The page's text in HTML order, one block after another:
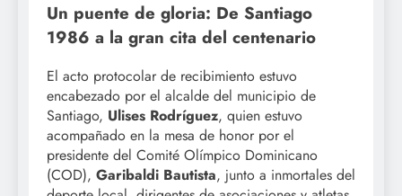
Un puente de gloria: De Santiago
1986 a la gran cita del centenario
El acto protocolar de recibimiento estuvo
encabezado por el alcalde del municipio de
Santiago, Ulises Rodríguez, quien estuvo
acompañado en la mesa de honor por el
presidente del Comité Olímpico Dominicano
(COD), Garibaldi Bautista, junto a inmortales del